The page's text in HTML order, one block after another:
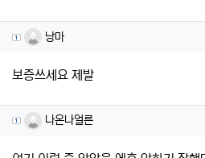
낭마님의 댓글
낭마
보증쓰세요 제발
나온나얼른님의 댓글
나온나얼른